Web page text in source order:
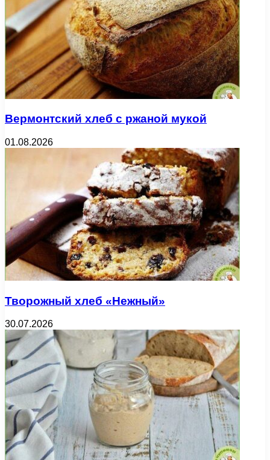
Вермонтский хлеб с ржаной мукой
01.08.2026
Творожный хлеб «Нежный»
30.07.2026